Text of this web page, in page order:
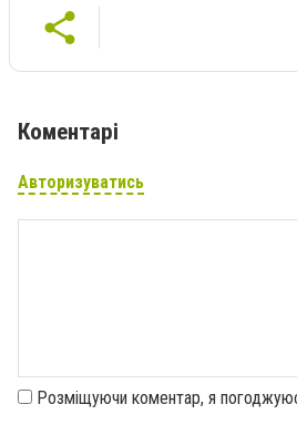
Коментарі
Авторизуватись
Розміщуючи коментар, я